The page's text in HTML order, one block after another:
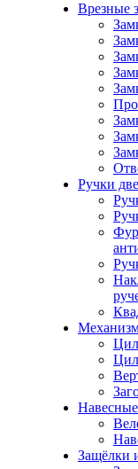
Врезные
Ручки
Защёлки